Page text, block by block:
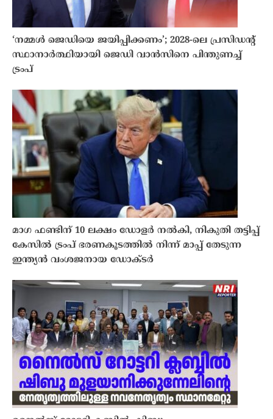
‘നമ്മൾ ജെഡിയെ ജയിപ്പിക്കണം’; 2028-ലെ പ്രസിഡൻ്റ്
സ്ഥാനാർത്ഥിയായി ജെഡി വാൻസിനെ പിന്തുണച്ച്
ട്രംപ്
മാഗ ഫണ്ടിന് 10 ലക്ഷം ഡോളർ നൽകി, നികുതി തട്ടിപ്പ്
കേസിൽ ട്രംപ് ഭരണകൂടത്തിൽ നിന്ന് മാപ്പ് തേടുന്ന
ഇന്ത്യൻ വംശജനായ ഡോക്ടർ